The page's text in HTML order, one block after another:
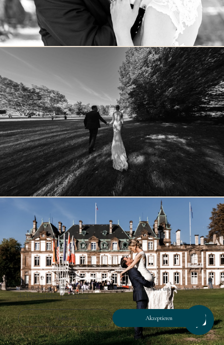
Diese Website verwendet Cookies für die Website-Funktionalität und zur Analyse
des Datenverkehrs.Datenschutz
Ablehnen Akzeptieren